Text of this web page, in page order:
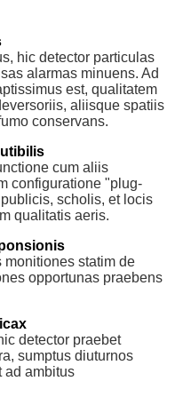
hic detector particulas
alarmas minuens. Ad
est, qualitatem
aliisque spatiis
conservans.
cum aliis
configuratione "plug-
scholis, et locis
qualitatis aeris.
statim de
opportunas praebens
detector praebet
sumptus diuturnos
ad ambitus